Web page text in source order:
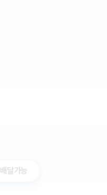
배달가능